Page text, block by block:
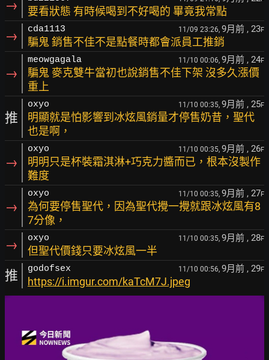
→ 要看狀態 有時候喝到不好喝的 畢竟我常點
→ cda1113 11/09 23:26, 9月前 , 23F
騙鬼 銷售不佳不是點餐時都會派員工推銷
→
meowgagala 11/10 00:06, 9月前 , 24F
騙鬼 麥克雙牛當初也說銷售不佳下架 沒多久漲價
重上
推
oxyo 11/10 00:35, 9月前 , 25F
明顯就是怕影響到冰炫風銷量才停售奶昔，聖代
也是啊，
→
oxyo 11/10 00:35, 9月前 , 26F
明明只是杯裝霜淇淋+巧克力醬而已，根本沒製作
難度
→
oxyo 11/10 00:35, 9月前 , 27F
為何要停售聖代，因為聖代攪一攪就跟冰炫風有8
7分像，
→ oxyo 11/10 00:35, 9月前 , 28F
但聖代價錢只要冰炫風一半
推 godofsex 11/10 00:56, 9月前 , 29F
https://i.imgur.com/kaTcM7J.jpeg